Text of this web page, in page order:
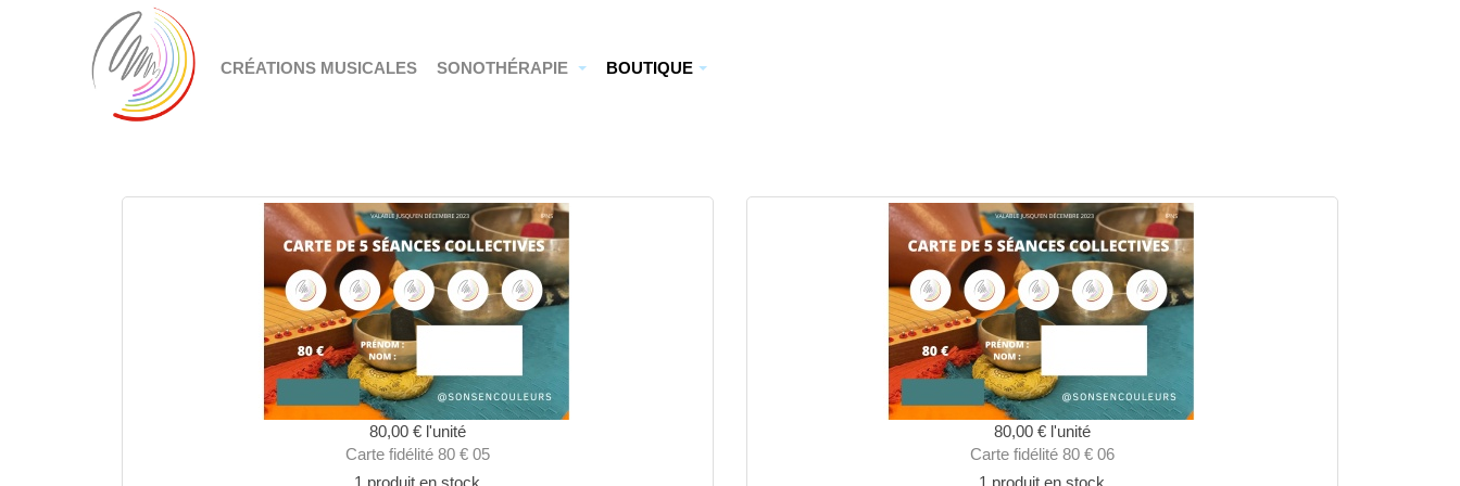
CRÉATIONS MUSICALES SONOTHÉRAPIE BOUTIQUE
80,00 € l'unité
Carte fidélité 80 € 05
1 produit en stock
80,00 € l'unité
Carte fidélité 80 € 06
1 produit en stock